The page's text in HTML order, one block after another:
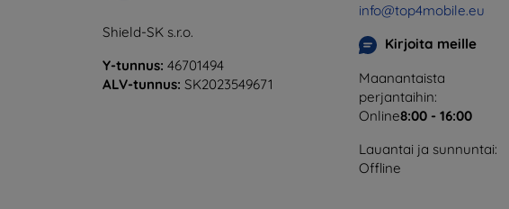
Shield-SK s.r.o.
Y-tunnus: 46701494
ALV-tunnus: SK2023549671
info@top4mobile.eu
Kirjoita meille
Maanantaista
perjantaihin:
Online8:00 - 16:00
Lauantai ja sunnuntai:
Offline